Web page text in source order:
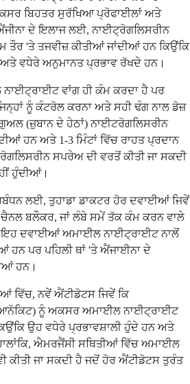
ਬਿਹਤਰ ਸੁਰੱਖਿਆ ਪ੍ਰੋਫਾਈਲਾਂ ਅਤੇ
ਦੇ ਇਲਾਜ ਲਈ, ਨਾਈਟ੍ਰੋਗਲਿਸਰੀਨ
'ਤੇ ਤਜਵੀਜ਼ ਕੀਤੀਆਂ ਜਾਂਦੀਆਂ ਹਨ ਕਿਉਂਕਿ
ਵਧੇਰੇ ਅਨੁਮਾਨਤ ਪ੍ਰਭਾਵ ਰੱਖਦੇ ਹਨ।
ਵਾਂਗ ਹੀ ਕੰਮ ਕਰਦਾ ਹੈ ਪਰ
ਨੂੰ ਕੰਟਰੋਲ ਕਰਨਾ ਅਤੇ ਸਹੀ ਢੰਗ ਨਾਲ ਡੋਜ਼
(ਜ਼ੁਬਾਨ ਦੇ ਹੇਠਾਂ) ਨਾਈਟਰੋਗਲਿਸਰੀਨ
ਹਨ ਅਤੇ 1-3 ਮਿੰਟਾਂ ਵਿੱਚ ਰਾਹਤ ਪ੍ਰਦਾਨ
ਸਪਰੇਅ ਦੀ ਵਰਤੋਂ ਕੀਤੀ ਜਾ ਸਕਦੀ
ਹੁੰਦੀਆਂ।
ਲਈ, ਤੁਹਾਡਾ ਡਾਕਟਰ ਹੋਰ ਦਵਾਈਆਂ ਜਿਵੇਂ
ਬਲੌਕਰ, ਜਾਂ ਲੰਬੇ ਸਮੇਂ ਤੱਕ ਕੰਮ ਕਰਨ ਵਾਲੇ
ਇਹ ਦਵਾਈਆਂ ਅਮਾਈਲ ਨਾਈਟ੍ਰਾਈਟ ਨਾਲੋਂ
ਹਨ ਪਰ ਪਹਿਲੀ ਥਾਂ 'ਤੇ ਐਂਜਾਈਨਾ ਦੇ
ਹਨ।
ਵਿੱਚ, ਨਵੇਂ ਐਂਟੀਡੋਟਸ ਜਿਵੇਂ ਕਿ
ਨੂੰ ਅਕਸਰ ਅਮਾਈਲ ਨਾਈਟ੍ਰਾਈਟ
ਉਹ ਵਧੇਰੇ ਪ੍ਰਭਾਵਸ਼ਾਲੀ ਹੁੰਦੇ ਹਨ ਅਤੇ
ਐਮਰਜੈਂਸੀ ਸਥਿਤੀਆਂ ਵਿੱਚ ਅਮਾਈਲ
ਕੀਤੀ ਜਾ ਸਕਦੀ ਹੈ ਜਦੋਂ ਹੋਰ ਐਂਟੀਡੋਟਸ ਤੁਰੰਤ